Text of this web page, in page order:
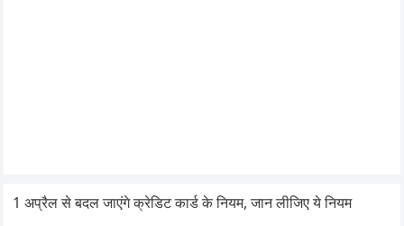
1 अप्रैल से बदल जाएंगे क्रेडिट कार्ड के नियम, जान लीजिए ये नियम